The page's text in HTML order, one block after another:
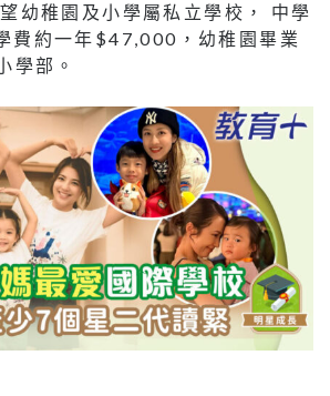
幼稚園及小學屬私立學校， 中學
費約一年$47,000，幼稚園畢業
學部。